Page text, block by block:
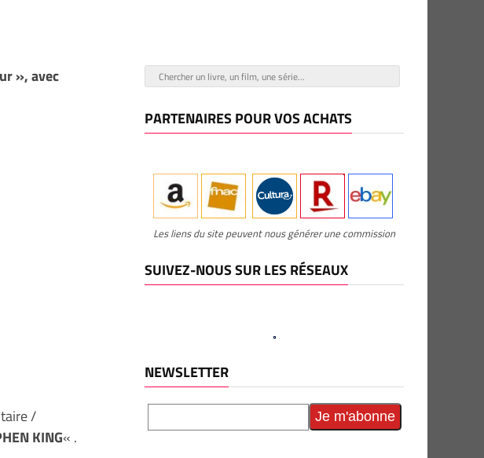
», avec
/
KING« .
PARTENAIRES POUR VOS ACHATS
Les liens du site peuvent nous générer une commission
SUIVEZ-NOUS SUR LES RÉSEAUX
NEWSLETTER